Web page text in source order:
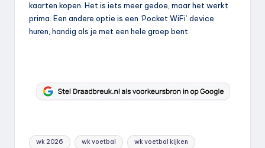
kaarten kopen. Het is iets meer gedoe, maar het werkt
prima. Een andere optie is een ‘Pocket WiFi’ device
huren, handig als je met een hele groep bent.
Tags:
wk 2026 wk voetbal wk voetbal kijken